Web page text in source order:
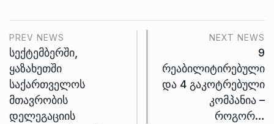
PREV NEWS
სექტემბერში,
ყაზახეთში
საქართველოს
მთავრობის
დელეგაციის
NEXT NEWS
9
რეაბილიტირებული
და 4 გაკოტრებული
კომპანია –
როგორ…